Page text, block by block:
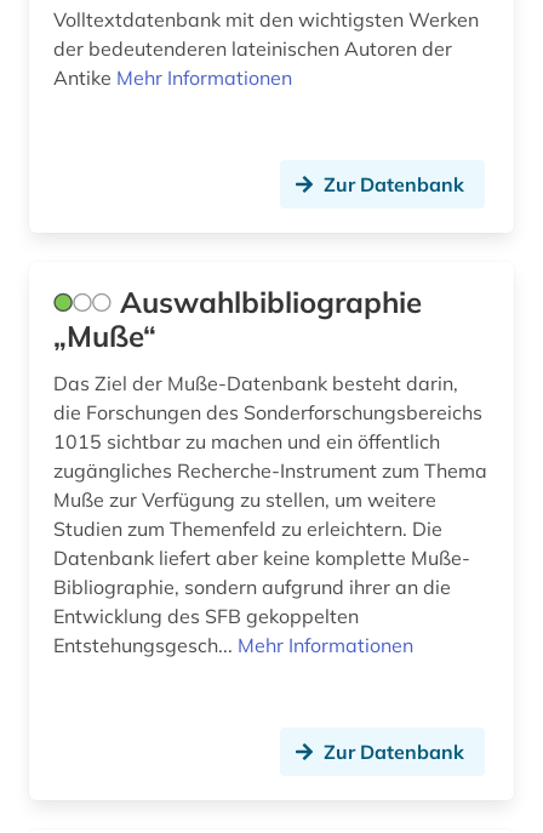
phöniker (1)
phönikien (1)
plotinus (1)
poetik (1)
polen (1)
politik (1)
politische wissenschaft (1)
polnisch (1)
porphyrius (1)
portugiesisch (1)
Volltextdatenbank mit den wichtigsten Werken
der bedeutenderen lateinischen Autoren der
Antike Mehr Informationen
Zur Datenbank
Auswahlbibliographie
„Muße“
Das Ziel der Muße-Datenbank besteht darin,
die Forschungen des Sonderforschungsbereichs
1015 sichtbar zu machen und ein öffentlich
zugängliches Recherche-Instrument zum Thema
Muße zur Verfügung zu stellen, um weitere
Studien zum Themenfeld zu erleichtern. Die
Datenbank liefert aber keine komplette Muße-
Bibliographie, sondern aufgrund ihrer an die
Entwicklung des SFB gekoppelten
Entstehungsgesch... Mehr Informationen
Zur Datenbank